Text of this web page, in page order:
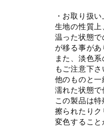
・お取り扱
生地の性質
温った状態
が移る事があ
また、淡色
もご注意下
他のものと一
濡れた状態で
この製品は
擦られたりク
変色すること